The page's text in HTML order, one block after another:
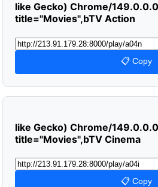
like Gecko) Chrome/
title="Movies",bTV Action
📋 Copy
like Gecko) Chrome/
title="Movies",bTV Cinema
📋 Copy